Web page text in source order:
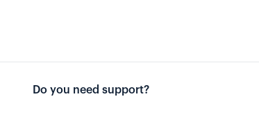
Do you need support?